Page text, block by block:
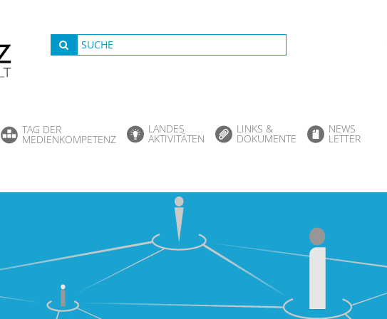
TAG DER
MEDIENKOMPETENZ
LANDES
AKTIVITÄTEN
LINKS &
DOKUMENTE
NEWS
LETTER